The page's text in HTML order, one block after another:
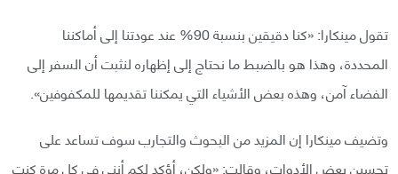
تقول مينكارا: «كنا دقيقين بنسبة 90% عند عودتنا إلى أماكننا
المحددة، وهذا هو بالضبط ما نحتاج إلى إظهاره لنثبت أن السفر إلى
الفضاء آمن، وهذه بعض الأشياء التي يمكننا تقديمها للمكفوفين».
وتضيف مينكارا إن المزيد من البحوث والتجارب سوف تساعد على
تحسين بعض الأدوات، وقالت: «ولكن، أؤكد لكم أنني في كل مرة كنت